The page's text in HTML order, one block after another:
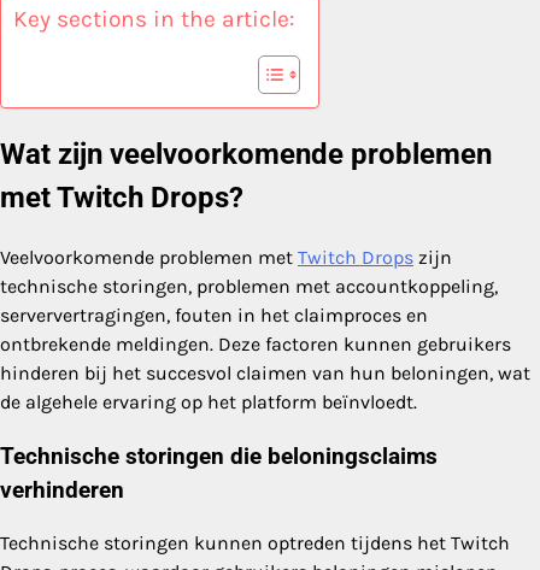
Key sections in the article:
Wat zijn veelvoorkomende problemen
met Twitch Drops?
Veelvoorkomende problemen met Twitch Drops zijn
technische storingen, problemen met accountkoppeling,
serververtragingen, fouten in het claimproces en
ontbrekende meldingen. Deze factoren kunnen gebruikers
hinderen bij het succesvol claimen van hun beloningen, wat
de algehele ervaring op het platform beïnvloedt.
Technische storingen die beloningsclaims
verhinderen
Technische storingen kunnen optreden tijdens het Twitch